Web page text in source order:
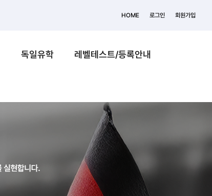
HOME 로그인 회원가입
독일유학
레벨테스트/등록안내